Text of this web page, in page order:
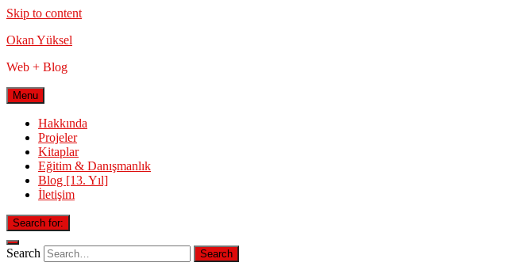
Skip to content
Okan Yüksel
Web + Blog
Menu
Hakkında
Projeler
Kitaplar
Eğitim & Danışmanlık
Blog [13. Yıl]
İletişim
Search for:
Search